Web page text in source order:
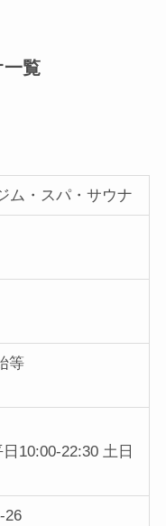
一覧
ム・スパ・サウナ
等
10:00-22:30 土日
26